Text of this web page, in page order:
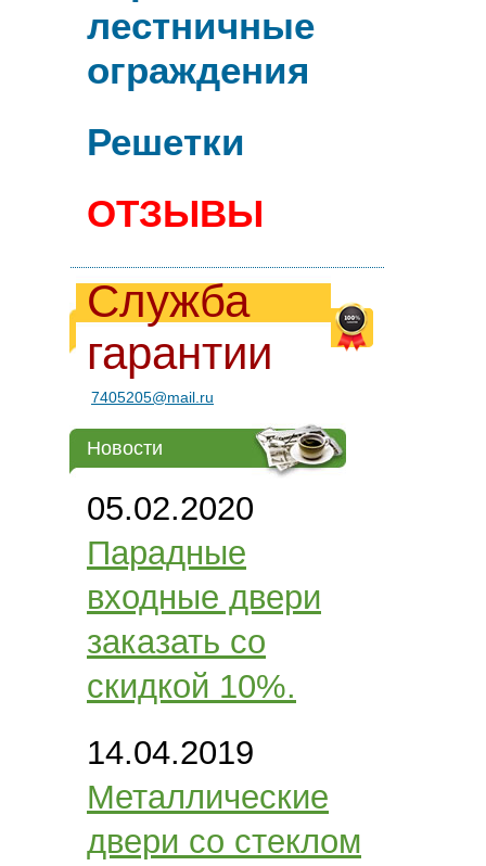
лестничные
ограждения
Решетки
ОТЗЫВЫ
Служба
гарантии
7405205@mail.ru
Новости
05.02.2020
Парадные
входные двери
заказать со
скидкой 10%.
14.04.2019
Металлические
двери со стеклом